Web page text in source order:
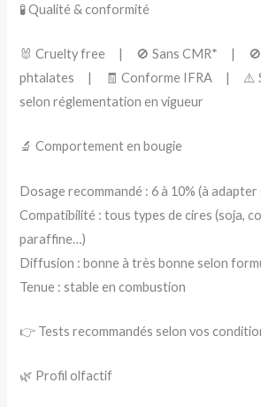
🧪 Qualité & conformité
🐰 Cruelty free | 🚫 Sans CMR* | 🚫
phtalates | 🧾 Conforme IFRA | ⚠️
selon réglementation en vigueur
🔬 Comportement en bougie
Dosage recommandé : 6 à 10% (à adapter
Compatibilité : tous types de cires (soja,
paraffine…)
Diffusion : bonne à très bonne selon
Tenue : stable en combustion
👉 Tests recommandés selon vos
🌿 Profil olfactif